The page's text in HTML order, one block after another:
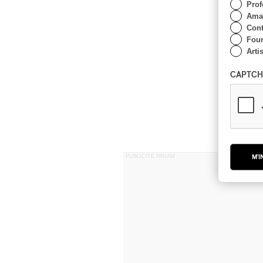
PUBLICITÉ PANAM